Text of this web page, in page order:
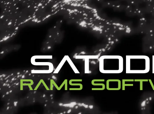
RAMS